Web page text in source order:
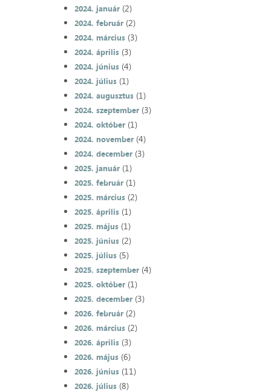
2024. január(2)
2024. február(2)
2024. március(3)
2024. április(3)
2024. június(4)
2024. július(1)
2024. augusztus(1)
2024. szeptember(3)
2024. október(1)
2024. november(4)
2024. december(3)
2025. január(1)
2025. február(1)
2025. március(2)
2025. április(1)
2025. május(1)
2025. június(2)
2025. július(5)
2025. szeptember(4)
2025. október(1)
2025. december(3)
2026. február(2)
2026. március(2)
2026. április(3)
2026. május(6)
2026. június(11)
2026. július(8)